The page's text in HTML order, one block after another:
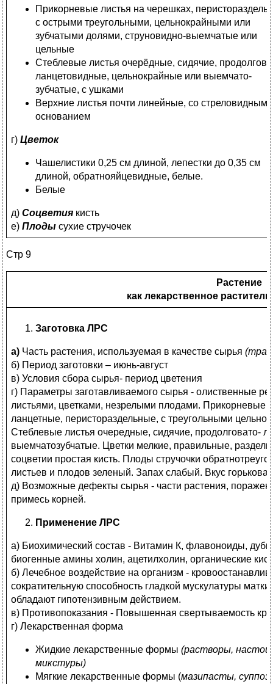
Прикорневые листья на черешках,
с острыми треугольными, цельнокрайными или
зубчатыми долями, струновидно-выемчатые или
цельные
Стеблевые листья очерёдные, сидячие,
ланцетовидные, цельнокрайные или выемчато-
зубчатые, с ушками
Верхние листья почти линейные, со стреловидным
основанием
г) Цветок
Чашелистики 0,25 см длиной, лепестки до 0,35 см
длиной, обратнояйцевидные, белые.
Белые
д) Соцветия кисть
е) Плоды сухие стручочек
Стр 9
Растение
как лекарственное
Заготовка ЛРС
а) Часть растения, используемая в качестве сырья
б) Период заготовки – июнь-август
в) Условия сбора сырья- период цветения
г) Параметры заготавливаемого сырья - олиственные
листьями, цветками, незрелыми плодами. Прикорневые
ланцетные, перистораздельные, с треугольными
Стеблевые листья очередные, сидячие, продолговато-
выемчатозубчатые. Цветки мелкие, правильные,
соцветии простая кисть. Плоды стручочки
листьев и плодов зеленый. Запах слабый. Вкус
д) Возможные дефекты сырья - части растения,
примесь корней.
Применение ЛРС
а) Биохимический состав - Витамин К, флавоноиды,
биогенные амины холин, ацетилхолин, органические
б) Лечебное воздействие на организм -
сократительную способность гладкой мускулатуры
обладают гипотензивным действием.
в) Противопоказания - Повышенная свертываемость
г) Лекарственная форма
Жидкие лекарственные формы (растворы,
микстуры)
Мягкие лекарственные формы (мазипасты,